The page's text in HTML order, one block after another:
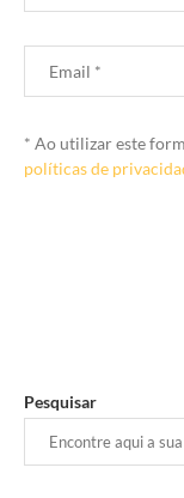
* Ao utilizar este
políticas de
Pesquisar